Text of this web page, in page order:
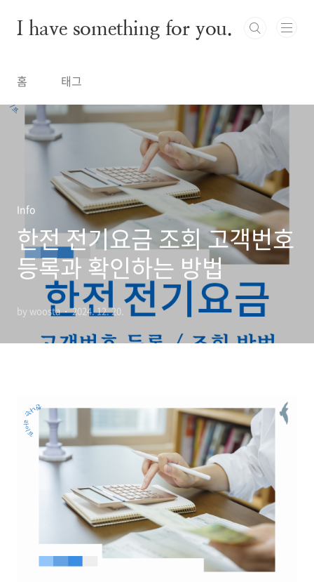
I have something for you.
홈 태그
Info
한전 전기요금 조회 고객번호
등록과 확인하는 방법
by woosta 2024. 12. 20.